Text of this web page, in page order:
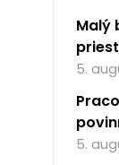
Malý
5.
5.